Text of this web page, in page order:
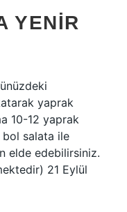
YENIR
yaprak
10-12 yaprak
salata ile
elde edebilirsiniz.
21 Eylül